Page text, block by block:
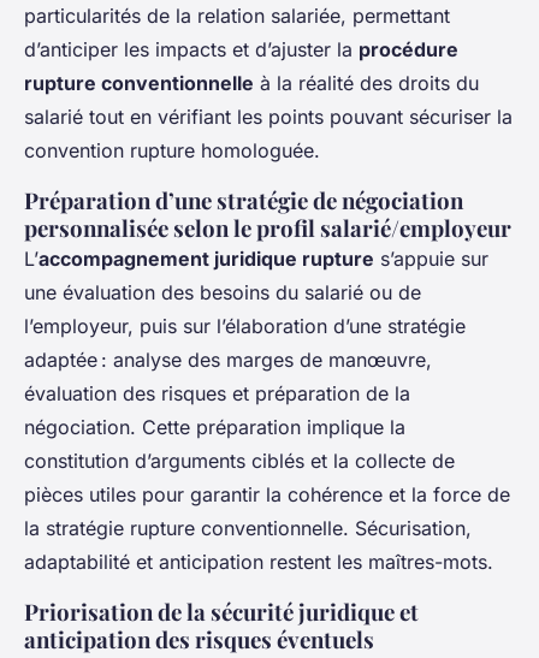
particularités de la relation salariée, permettant
d’anticiper les impacts et d’ajuster la procédure
rupture conventionnelle à la réalité des droits du
salarié tout en vérifiant les points pouvant sécuriser la
convention rupture homologuée.
Préparation d’une stratégie de négociation
personnalisée selon le profil salarié/employeur
L’accompagnement juridique rupture s’appuie sur
une évaluation des besoins du salarié ou de
l’employeur, puis sur l’élaboration d’une stratégie
adaptée : analyse des marges de manœuvre,
évaluation des risques et préparation de la
négociation. Cette préparation implique la
constitution d’arguments ciblés et la collecte de
pièces utiles pour garantir la cohérence et la force de
la stratégie rupture conventionnelle. Sécurisation,
adaptabilité et anticipation restent les maîtres-mots.
Priorisation de la sécurité juridique et
anticipation des risques éventuels